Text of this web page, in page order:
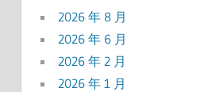
2026 年 8 月
2026 年 6 月
2026 年 2 月
2026 年 1 月